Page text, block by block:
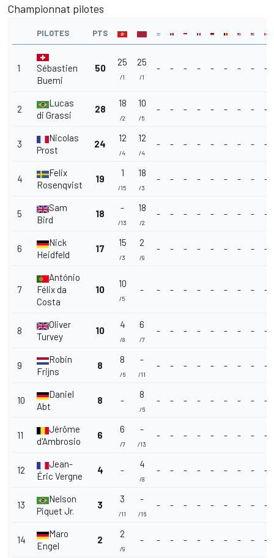
Championnat pilotes
PILOTES PTS
1
Sébastien
Buemi
50
25
/1
25
/1
- - - - - - - - -
2
Lucas
di Grassi
28
18
/2
10
/5
- - - - - - - - -
3
Nicolas
Prost
24
12
/4
12
/4
- - - - - - - - -
4
Felix
Rosenqvist
19
1
/15
18
/3
- - - - - - - - -
5
Sam
Bird
18
-
/13
18
/2
- - - - - - - - -
6
Nick
Heidfeld
17
15
/3
2
/9
- - - - - - - - -
7
António
Félix da
Costa
10
10
/5
- - - - - - - - - -
8
Oliver
Turvey
10
4
/8
6
/7
- - - - - - - - -
9
Robin
Frijns
8
8
/6
-
/11
- - - - - - - - -
10
Daniel
Abt
8 -
8
/6
- - - - - - - - -
11
Jérôme
d'Ambrosio
6
6
/7
-
/13
- - - - - - - - -
12
Jean-
Éric Vergne
4 -
4
/8
- - - - - - - - -
13
Nelson
Piquet Jr.
3
3
/11
-
/16
- - - - - - - - -
14
Maro
Engel
2
2
/9
- - - - - - - - - -